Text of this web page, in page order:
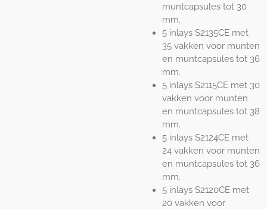
muntcapsules tot 30
mm.
5 inlays S2135CE met
35 vakken voor munten
en muntcapsules tot 36
mm.
5 inlays S2115CE met 30
vakken voor munten
en muntcapsules tot 38
mm.
5 inlays S2124CE met
24 vakken voor munten
en muntcapsules tot 36
mm.
5 inlays S2120CE met
20 vakken voor